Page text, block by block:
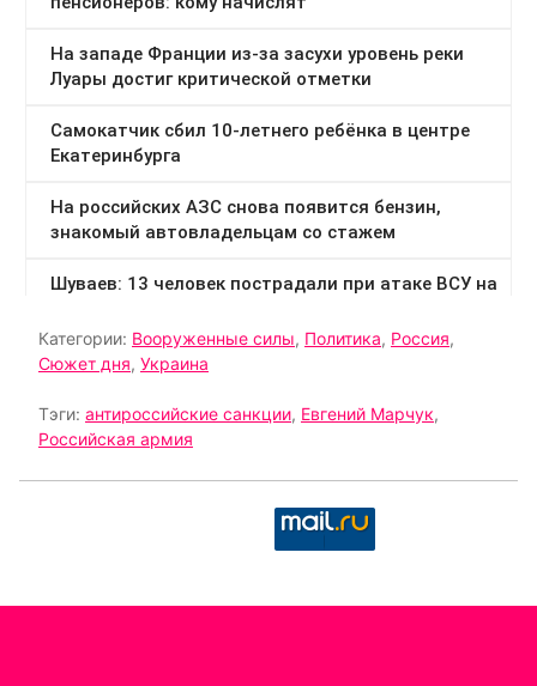
Категории: Вооруженные силы, Политика, Россия,
Сюжет дня, Украина
Тэги: антироссийские санкции, Евгений Марчук,
Российская армия